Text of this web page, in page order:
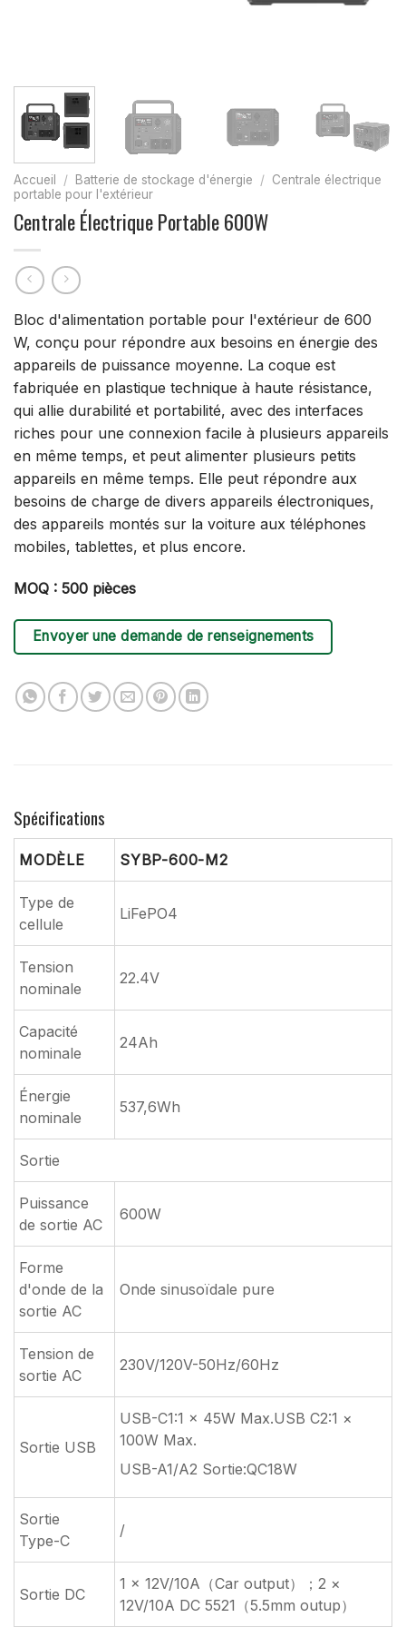
Accueil / Batterie de stockage d'énergie / Centrale électrique
portable pour l'extérieur
Centrale Électrique Portable 600W
Bloc d'alimentation portable pour l'extérieur de 600
W, conçu pour répondre aux besoins en énergie des
appareils de puissance moyenne. La coque est
fabriquée en plastique technique à haute résistance,
qui allie durabilité et portabilité, avec des interfaces
riches pour une connexion facile à plusieurs appareils
en même temps, et peut alimenter plusieurs petits
appareils en même temps. Elle peut répondre aux
besoins de charge de divers appareils électroniques,
des appareils montés sur la voiture aux téléphones
mobiles, tablettes, et plus encore.
MOQ : 500 pièces
Envoyer une demande de renseignements
Spécifications
MODÈLE SYBP-600-M2
Type de
cellule
LiFePO4
Tension
nominale
22.4V
Capacité
nominale
24Ah
Énergie
nominale
537,6Wh
Sortie
Puissance
de sortie AC
600W
Forme
d'onde de la
sortie AC
Onde sinusoïdale pure
Tension de
sortie AC
230V/120V-50Hz/60Hz
Sortie USB
USB-C1:1 × 45W Max.USB C2:1 ×
100W Max.
USB-A1/A2 Sortie:QC18W
Sortie
Type-C
/
Sortie DC
1 × 12V/10A（Car output）；2 ×
12V/10A DC 5521（5.5mm outup）